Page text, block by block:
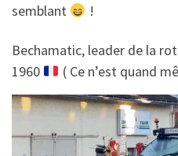
semblant
!
Bechamatic, leader de la
1960
( Ce n’est quand